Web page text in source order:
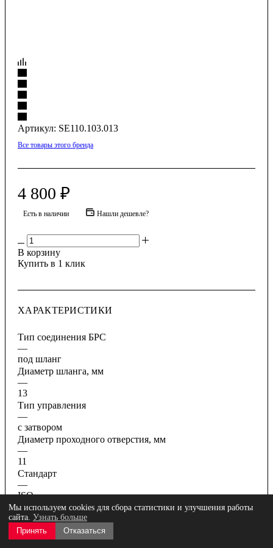
Артикул: SE110.103.013
Все товары этого бренда
4 800 ₽
Есть в наличии Нашли дешевле?
В корзину
Купить в 1 клик
ХАРАКТЕРИСТИКИ
Тип соединения БРС
—
под шланг
Диаметр шланга, мм
—
13
Тип управления
—
с затвором
Диаметр проходного отверстия, мм
—
11
Стандарт
—
ISO
Масса, граммы
—
150
Мы используем cookies для сбора статистики и улучшения работы
сайта. Узнать больше
Принять
Отказаться